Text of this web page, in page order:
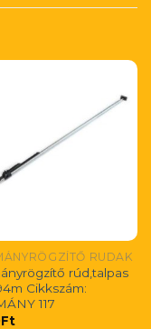
RUDAK
rúd,talpas
Cikkszám:
117
Ft